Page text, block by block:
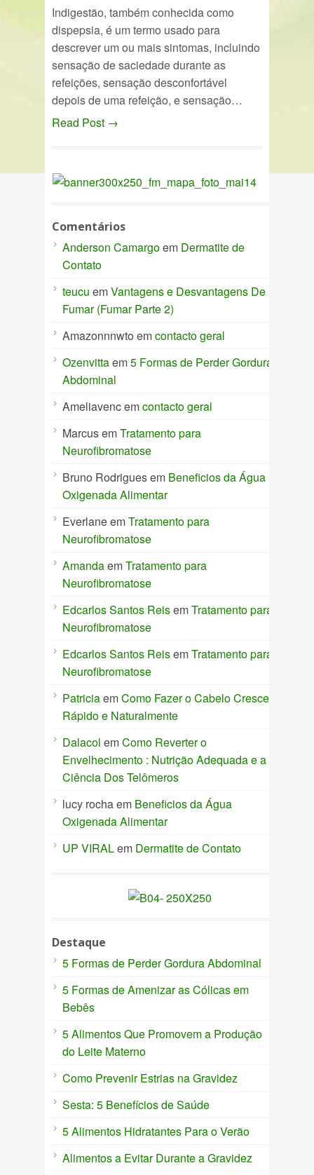
Indigestão, também conhecida como
dispepsia, é um termo usado para
descrever um ou mais sintomas, incluindo
sensação de saciedade durante as
refeições, sensação desconfortável
depois de uma refeição, e sensação…
Read Post →
Comentários
Anderson Camargoem Dermatite de
Contato
teucu emVantagens e Desvantagens De
Fumar (Fumar Parte 2)
Amazonnnwto emcontacto geral
Ozenvittaem5 Formas de Perder Gordura
Abdominal
Ameliavencemcontacto geral
MarcusemTratamento para
Neurofibromatose
Bruno Rodriguesem Beneficios da Água
Oxigenada Alimentar
EverlaneemTratamento para
Neurofibromatose
AmandaemTratamento para
Neurofibromatose
Edcarlos Santos ReisemTratamento para
Neurofibromatose
Edcarlos Santos ReisemTratamento para
Neurofibromatose
PatriciaemComo Fazer o Cabelo Crescer
Rápido e Naturalmente
Dalacol emComo Reverter o
Envelhecimento : Nutrição Adequada e a
Ciência Dos Telômeros
lucy rochaem Beneficios da Água
Oxigenada Alimentar
UP VIRALem Dermatite de Contato
Destaque
5 Formas de Perder Gordura Abdominal
5 Formas de Amenizar as Cólicas em
Bebês
5 Alimentos Que Promovem a Produção
do Leite Materno
Como Prevenir Estrias na Gravidez
Sesta: 5 Benefícios de Saúde
5 Alimentos Hidratantes Para o Verão
Alimentos a Evitar Durante a Gravidez